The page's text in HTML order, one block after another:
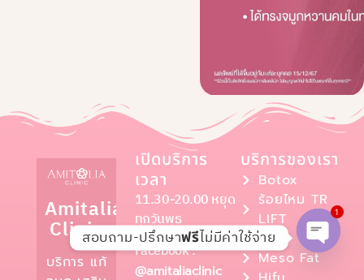
Amitalia
Clinic
บริการ แก้
เปิดบริการ
เวลา
11.30-20.00 หยุด
ทุกวันพุธ
Facebook :
@amitaliaclinic
บริการของเรา
Botox
ร้อยไหม TR
LIFT
Filler
Meso Fat
สอบถาม-ปรึกษาฟรีไม่มีค่าใช้จ่าย
Open
1